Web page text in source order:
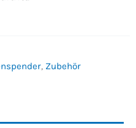
, Zubehör